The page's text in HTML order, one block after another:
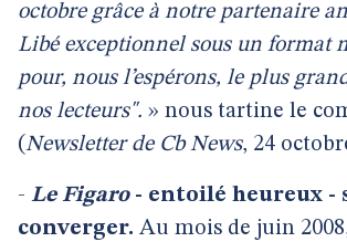
octobre grâce à notre partenaire
Libé exceptionnel sous un format
pour, nous l’espérons, le plus
nos lecteurs". » nous tartine le
(Newsletter de Cb News, 24
- Le Figaro - entoilé heureux -
converger. Au mois de juin